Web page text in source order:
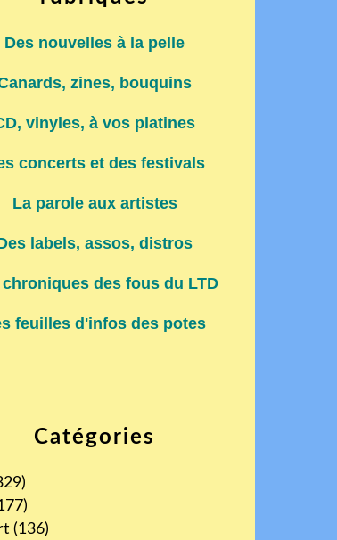
Catégories
(136)
Des nouvelles à la pelle
zines, bouquins
vinyles, à vos platines
concerts et des festivals
La parole aux artistes
labels, assos, distros
chroniques des fous du LTD
feuilles d'infos des potes